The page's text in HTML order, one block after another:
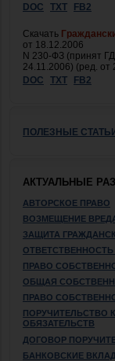
DOC
TXT FB2
Скачать
от 18.12.2006
N 230-ФЗ (принят
24.11.2006) (ред. от
DOC
TXT FB2
ПОЛЕЗНЫЕ СТАТЬИ
АКТУАЛЬНЫЕ
АВТОРСКОЕ ПРАВО
ВОЗМЕЩЕНИЕ
ЗАЩИТА
ПРАВО
ОБЩАЯ
ПРАВО
ПОРУЧИТЕЛЬСТВО
ОБЯЗАТЕЛЬСТВ
ДОГОВОР
БАНКОВСКИЕ